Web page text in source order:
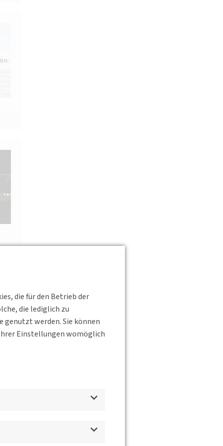
die für den Betrieb der
die lediglich zu
werden. Sie können
Einstellungen womöglich